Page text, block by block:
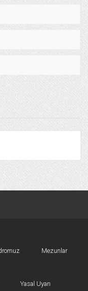
Mezunlar
Yasal Uyarı